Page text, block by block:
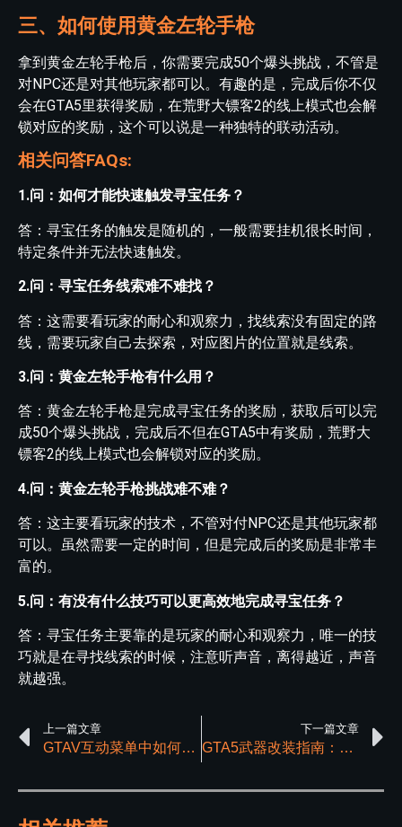
三、如何使用黄金左轮手枪
拿到黄金左轮手枪后，你需要完成50个爆头挑战，不管是
对NPC还是对其他玩家都可以。有趣的是，完成后你不仅
会在GTA5里获得奖励，在荒野大镖客2的线上模式也会解
锁对应的奖励，这个可以说是一种独特的联动活动。
相关问答FAQs:
1.问：如何才能快速触发寻宝任务？
答：寻宝任务的触发是随机的，一般需要挂机很长时间，
特定条件并无法快速触发。
2.问：寻宝任务线索难不难找？
答：这需要看玩家的耐心和观察力，找线索没有固定的路
线，需要玩家自己去探索，对应图片的位置就是线索。
3.问：黄金左轮手枪有什么用？
答：黄金左轮手枪是完成寻宝任务的奖励，获取后可以完
成50个爆头挑战，完成后不但在GTA5中有奖励，荒野大
镖客2的线上模式也会解锁对应的奖励。
4.问：黄金左轮手枪挑战难不难？
答：这主要看玩家的技术，不管对付NPC还是其他玩家都
可以。虽然需要一定的时间，但是完成后的奖励是非常丰
富的。
5.问：有没有什么技巧可以更高效地完成寻宝任务？
答：寻宝任务主要靠的是玩家的耐心和观察力，唯一的技
巧就是在寻找线索的时候，注意听声音，离得越近，声音
就越强。
上一篇文章
GTAV互动菜单中如何设定个人载具权限以获得更好的游戏体验
下一篇文章
GTA5武器改装指南：如何给武器添加消音器与手电筒